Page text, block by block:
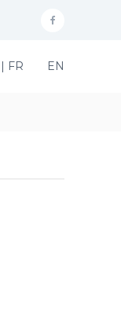
F
c
| FR EN